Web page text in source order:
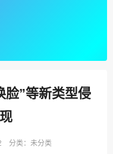
脸”等新类型侵
分类：未分类